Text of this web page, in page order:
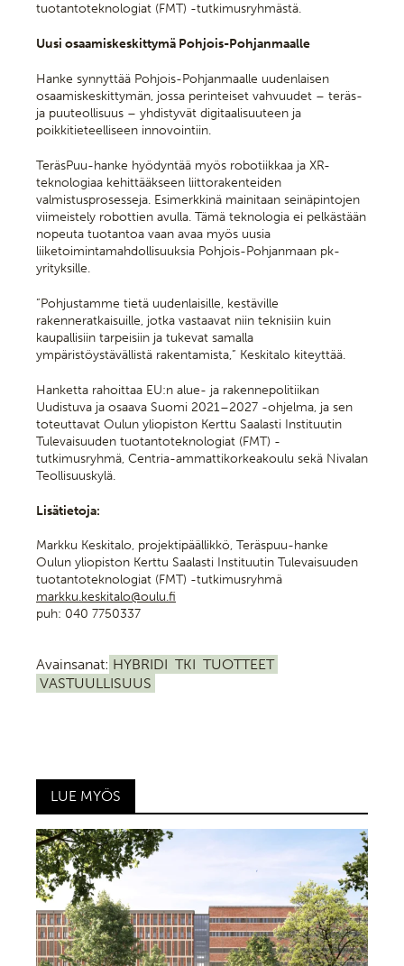
tuotantoteknologiat (FMT) -tutkimusryhmästä.
Uusi osaamiskeskittymä Pohjois-Pohjanmaalle
Hanke synnyttää Pohjois-Pohjanmaalle uudenlaisen
osaamiskeskittymän, jossa perinteiset vahvuudet – teräs-
ja puuteollisuus – yhdistyvät digitaalisuuteen ja
poikkitieteelliseen innovointiin.
TeräsPuu-hanke hyödyntää myös robotiikkaa ja XR-
teknologiaa kehittääkseen liittorakenteiden
valmistusprosesseja. Esimerkkinä mainitaan seinäpintojen
viimeistely robottien avulla. Tämä teknologia ei pelkästään
nopeuta tuotantoa vaan avaa myös uusia
liiketoimintamahdollisuuksia Pohjois-Pohjanmaan pk-
yrityksille.
”Pohjustamme tietä uudenlaisille, kestäville
rakenneratkaisuille, jotka vastaavat niin teknisiin kuin
kaupallisiin tarpeisiin ja tukevat samalla
ympäristöystävällistä rakentamista,” Keskitalo kiteyttää.
Hanketta rahoittaa EU:n alue- ja rakennepolitiikan
Uudistuva ja osaava Suomi 2021–2027 -ohjelma, ja sen
toteuttavat Oulun yliopiston Kerttu Saalasti Instituutin
Tulevaisuuden tuotantoteknologiat (FMT) -
tutkimusryhmä, Centria-ammattikorkeakoulu sekä Nivalan
Teollisuuskylä.
Lisätietoja:
Markku Keskitalo, projektipäällikkö, Teräspuu-hanke
Oulun yliopiston Kerttu Saalasti Instituutin Tulevaisuuden
tuotantoteknologiat (FMT) -tutkimusryhmä
markku.keskitalo@oulu.fi
puh: 040 7750337
Avainsanat: HYBRIDI TKI TUOTTEET
VASTUULLISUUS
LUE MYÖS